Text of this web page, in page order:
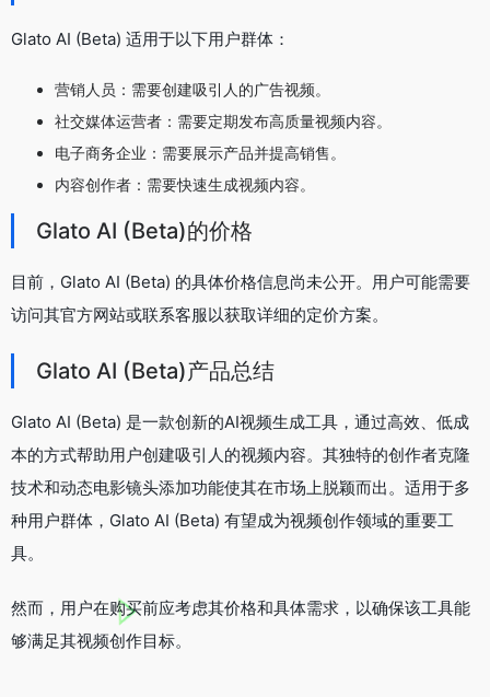
Glato AI (Beta) 适用于以下用户群体：
营销人员：需要创建吸引人的广告视频。
社交媒体运营者：需要定期发布高质量视频内容。
电子商务企业：需要展示产品并提高销售。
内容创作者：需要快速生成视频内容。
Glato AI (Beta)的价格
目前，Glato AI (Beta) 的具体价格信息尚未公开。用户可能需要
访问其官方网站或联系客服以获取详细的定价方案。
Glato AI (Beta)产品总结
Glato AI (Beta) 是一款创新的AI视频生成工具，通过高效、低成
本的方式帮助用户创建吸引人的视频内容。其独特的创作者克隆
技术和动态电影镜头添加功能使其在市场上脱颖而出。适用于多
种用户群体，Glato AI (Beta) 有望成为视频创作领域的重要工
具。
然而，用户在购买前应考虑其价格和具体需求，以确保该工具能
够满足其视频创作目标。